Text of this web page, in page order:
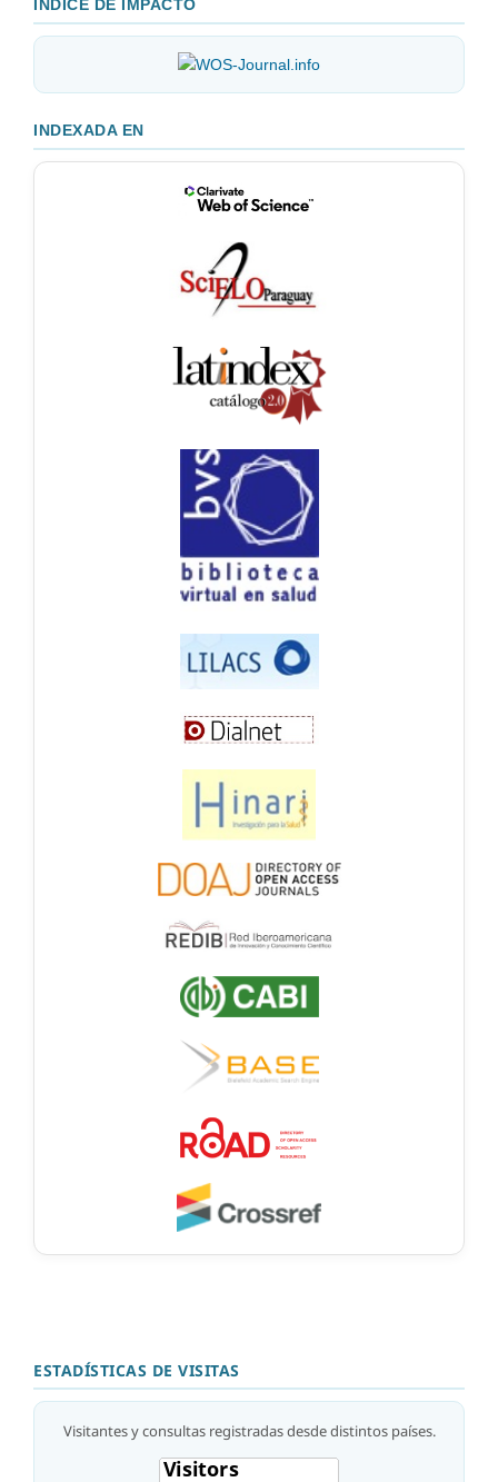
ÍNDICE DE IMPACTO
INDEXADA EN
ESTADÍSTICAS DE VISITAS
Visitantes y consultas registradas desde distintos países.